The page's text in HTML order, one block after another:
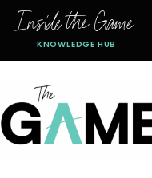
Inside the Game
KNOWLEDGE HUB